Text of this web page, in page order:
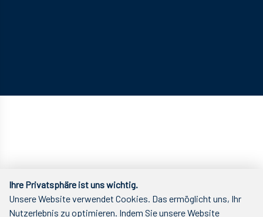
Ihre Privatsphäre ist uns wichtig.
Unsere Website verwendet Cookies. Das ermöglicht uns, Ihr
Nutzerlebnis zu optimieren. Indem Sie unsere Website